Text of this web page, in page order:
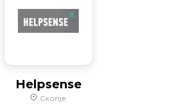
Helpsense
Скопје